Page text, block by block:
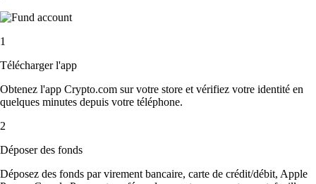
1
Télécharger l'app
Obtenez l'app Crypto.com sur votre store et vérifiez votre identité en
quelques minutes depuis votre téléphone.
2
Déposer des fonds
Déposez des fonds par virement bancaire, carte de crédit/débit, Apple